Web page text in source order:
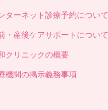
ターネット診療予約について
・産後ケアサポートについて
クリニックの概要
機関の掲示義務事項